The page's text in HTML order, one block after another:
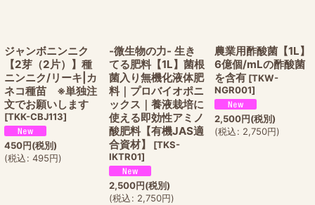
ジャンボニンニク
【2芽（2片）】種
ニンニク/リーキ|カ
ネコ種苗 ※単独注
文でお願いします
[TKK-CBJ113]
450円(税別)
(税込: 495円)
-微生物の力- 生き
てる肥料【1L】菌根
菌入り無機化液体肥
料｜プロバイオポニ
ックス｜養液栽培に
使える即効性アミノ
酸肥料【有機JAS適
合資材】
[TKS-
IKTR01]
2,500円(税別)
(税込: 2,750円)
農業用酢酸菌【1L】
6億個/mLの酢酸菌
を含有 [TKW-
NGR001]
2,500円(税別)
(税込: 2,750円)